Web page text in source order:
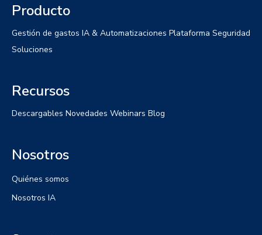
Producto
Gestión de gastos IA & Automatizaciones Plataforma Seguridad
Soluciones
Recursos
Descargables Novedades Webinars Blog
Nosotros
Quiénes somos
Nosotros IA